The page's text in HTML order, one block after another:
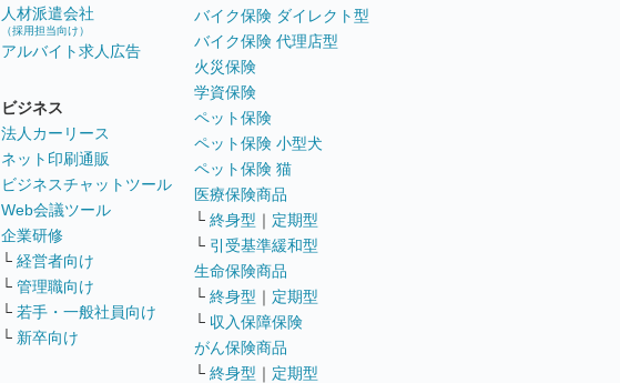
人材派遣会社
（採用担当向け）
アルバイト求人広告
ビジネス
法人カーリース
ネット印刷通販
ビジネスチャットツール
Web会議ツール
企業研修
└ 経営者向け
└ 管理職向け
└ 若手・一般社員向け
└ 新卒向け
バイク保険 ダイレクト型
バイク保険 代理店型
火災保険
学資保険
ペット保険
ペット保険 小型犬
ペット保険 猫
医療保険商品
└ 終身型 ｜ 定期型
└ 引受基準緩和型
生命保険商品
└ 終身型 ｜ 定期型
└ 収入保障保険
がん保険商品
└ 終身型 ｜ 定期型